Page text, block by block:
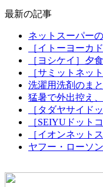
最新の記事
ネットスーパー
［イトーヨーカ
［ヨシケイ］夕
［サミットネッ
洗濯用洗剤のま
猛暑で外出控え
［タダヤサイド
［SEIYUドット
［イオンネット
ヤフー・ローソ